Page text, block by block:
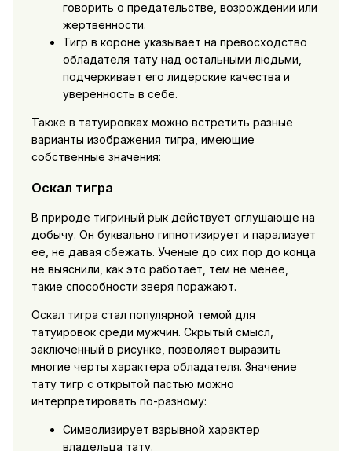
говорить о предательстве, возрождении или
жертвенности.
Тигр в короне указывает на превосходство
обладателя тату над остальными людьми,
подчеркивает его лидерские качества и
уверенность в себе.
Также в татуировках можно встретить разные
варианты изображения тигра, имеющие
собственные значения:
Оскал тигра
В природе тигриный рык действует оглушающе на
добычу. Он буквально гипнотизирует и парализует
ее, не давая сбежать. Ученые до сих пор до конца
не выяснили, как это работает, тем не менее,
такие способности зверя поражают.
Оскал тигра стал популярной темой для
татуировок среди мужчин. Скрытый смысл,
заключенный в рисунке, позволяет выразить
многие черты характера обладателя. Значение
тату тигр с открытой пастью можно
интерпретировать по-разному:
Символизирует взрывной характер
владельца тату.